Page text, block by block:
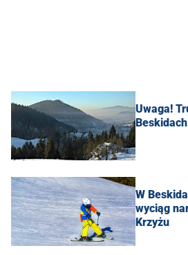
Uwaga!
Beskidach
W
wyciąg
Krzyżu